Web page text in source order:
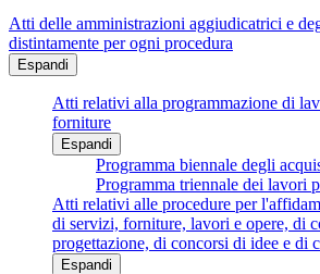
Atti delle amministrazioni aggiudicatrici e
distintamente per ogni procedura
Espandi
Atti relativi alla programmazione di
forniture
Espandi
Programma biennale degli
Programma triennale dei lavori
Atti relativi alle procedure per
di servizi, forniture, lavori e opere, di
progettazione, di concorsi di idee e di
Espandi